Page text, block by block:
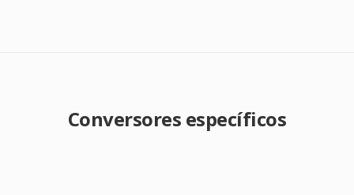
Conversores específicos